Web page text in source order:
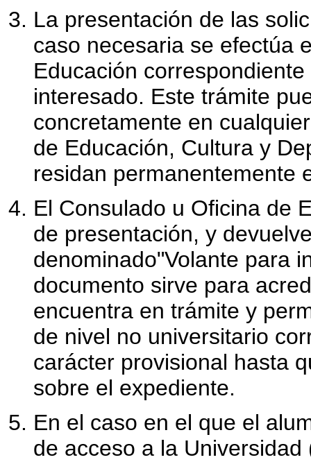
La presentación de las
caso necesaria se efectúa
Educación
interesado. Este trámite
concretamente en
de Educación, Cultura y
residan permanentemente
El Consulado u Oficina de
de presentación, y
denominado"Volante para
documento sirve para
encuentra en trámite y
de nivel no universitario
carácter provisional hasta
sobre el expediente.
En el caso en el que el
de acceso a la